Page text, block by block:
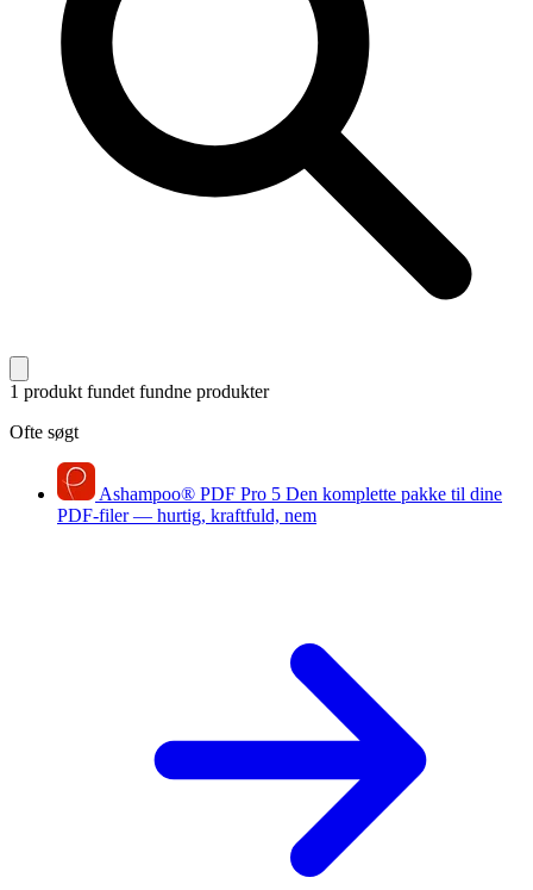
1 produkt fundet fundne produkter
Ofte søgt
Ashampoo® PDF Pro 5 Den komplette pakke til dine
PDF-filer — hurtig, kraftfuld, nem